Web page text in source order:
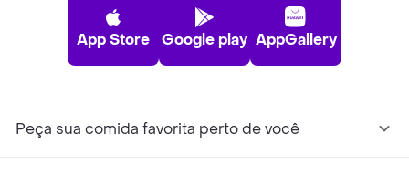
App Store Google play AppGallery
Peça sua comida favorita perto de você